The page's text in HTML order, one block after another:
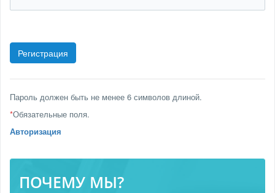
Пароль должен быть не менее 6 символов длиной.
*Обязательные поля.
Авторизация
ПОЧЕМУ МЫ?